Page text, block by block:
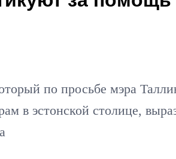
по просьбе мэра
в эстонской столице,